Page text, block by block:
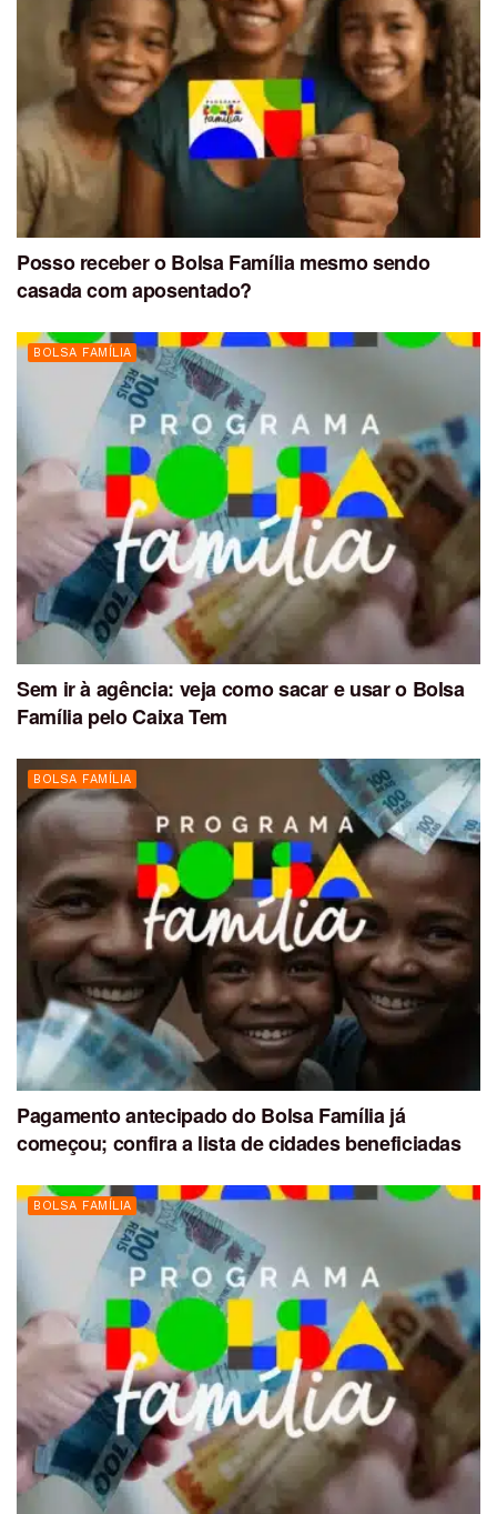
Posso receber o Bolsa Família mesmo sendo
casada com aposentado?
BOLSA FAMÍLIA
Sem ir à agência: veja como sacar e usar o Bolsa
Família pelo Caixa Tem
BOLSA FAMÍLIA
Pagamento antecipado do Bolsa Família já
começou; confira a lista de cidades beneficiadas
BOLSA FAMÍLIA